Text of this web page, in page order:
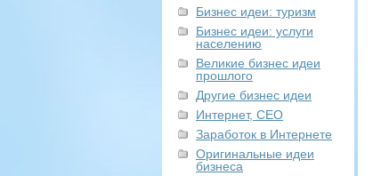
Бизнес идеи: туризм
Бизнес идеи: услуги
населению
Великие бизнес идеи
прошлого
Другие бизнес идеи
Интернет, СЕО
Заработок в Интернете
Оригинальные идеи
бизнеса